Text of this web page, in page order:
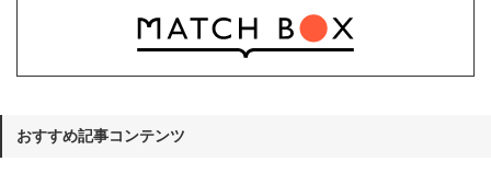
おすすめ記事コンテンツ